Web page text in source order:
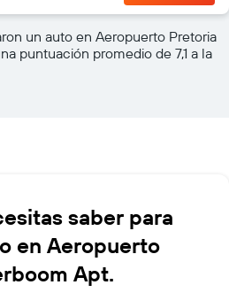
un auto en Aeropuerto Pretoria
puntuación promedio de 7,1 a la
saber para
en Aeropuerto
Apt.